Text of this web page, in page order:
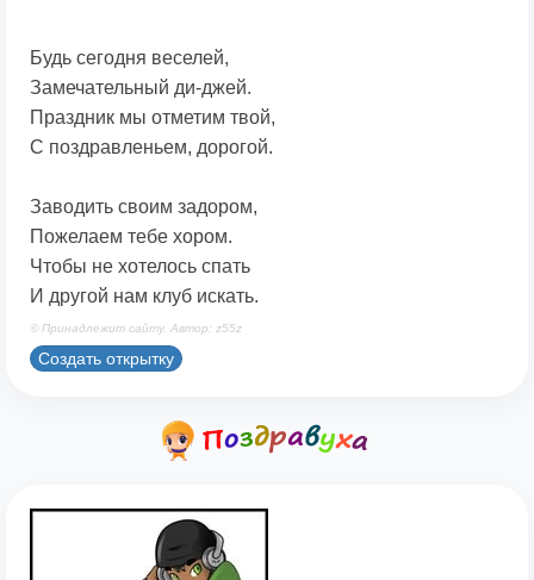
Будь сегодня веселей,
Замечательный ди-джей.
Праздник мы отметим твой,
С поздравленьем, дорогой.
Заводить своим задором,
Пожелаем тебе хором.
Чтобы не хотелось спать
И другой нам клуб искать.
© Принадлежит сайту. Автор: z55z
Создать открытку